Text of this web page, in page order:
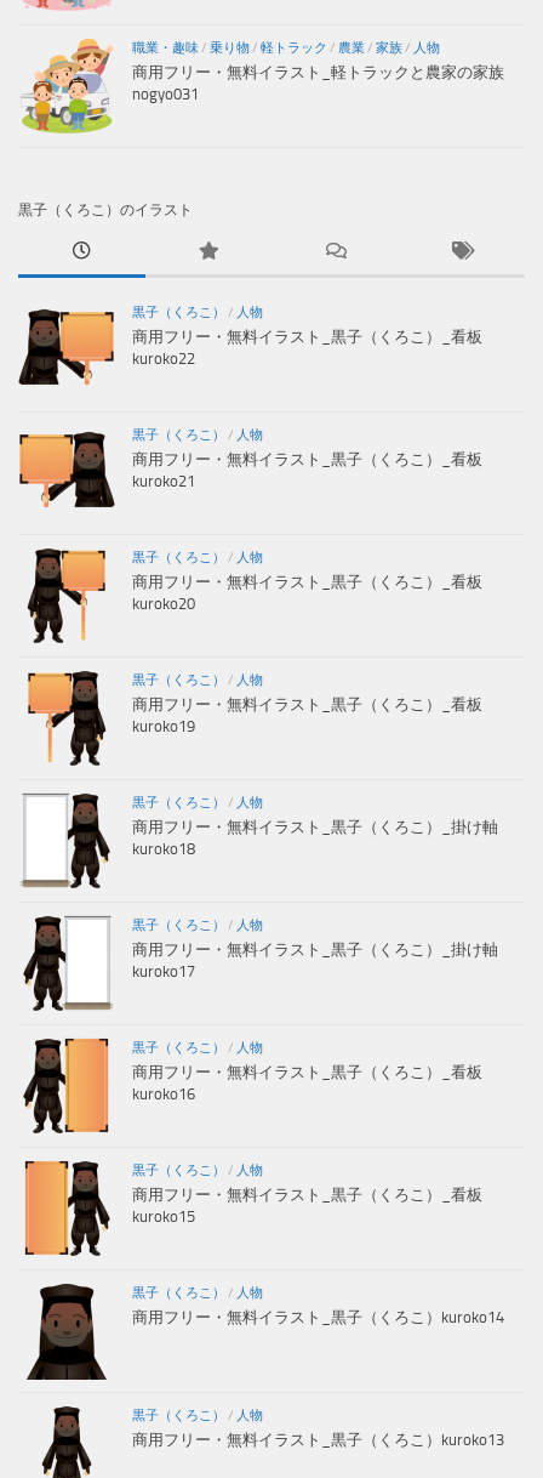
職業・趣味/ 乗り物/ 軽トラック / 農業/ 家族/ 人物
商用フリー・無料イラスト_軽トラックと農家の家族
nogyo031
黒子（くろこ）のイラスト
黒子（くろこ） / 人物
商用フリー・無料イラスト_黒子（くろこ）_看板
kuroko22
黒子（くろこ） / 人物
商用フリー・無料イラスト_黒子（くろこ）_看板
kuroko21
黒子（くろこ） / 人物
商用フリー・無料イラスト_黒子（くろこ）_看板
kuroko20
黒子（くろこ） / 人物
商用フリー・無料イラスト_黒子（くろこ）_看板
kuroko19
黒子（くろこ） / 人物
商用フリー・無料イラスト_黒子（くろこ）_掛け軸
kuroko18
黒子（くろこ） / 人物
商用フリー・無料イラスト_黒子（くろこ）_掛け軸
kuroko17
黒子（くろこ） / 人物
商用フリー・無料イラスト_黒子（くろこ）_看板
kuroko16
黒子（くろこ） / 人物
商用フリー・無料イラスト_黒子（くろこ）_看板
kuroko15
黒子（くろこ） / 人物
商用フリー・無料イラスト_黒子（くろこ）kuroko14
黒子（くろこ） / 人物
商用フリー・無料イラスト_黒子（くろこ）kuroko13